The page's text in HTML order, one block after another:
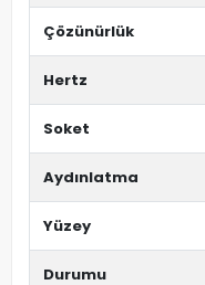
Çözünürlük
Hertz
Soket
Aydınlatma
Yüzey
Durumu